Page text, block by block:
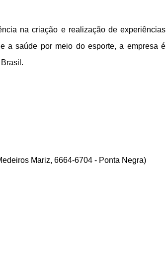
na criação e realização de experiências
a saúde por meio do esporte, a empresa é
Mariz, 6664-6704 - Ponta Negra)